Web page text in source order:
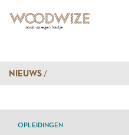
NIEUWS
OPLEIDINGEN